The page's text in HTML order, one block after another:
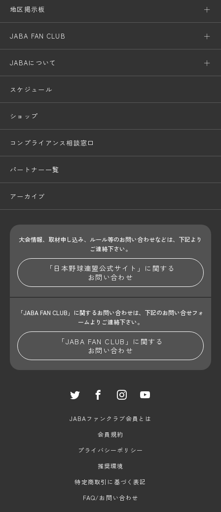
地区掲示板
JABA FAN CLUB
JABAについて
スケジュール
ショップ
コンプライアンス相談窓口
パートナー一覧
アーカイブ
大会情報、取材申し込み、ルール等のお問い合わせなどは、下記より
ご連絡下さい。
「日本野球連盟公式サイト」に関する
お問い合わせ
「JABA FAN CLUB」に関するお問い合わせは、 下記のお問い合せフォ
ームよりご連絡下さい。
「JABA FAN CLUB」に関する
お問い合わせ
JABAファンクラブ会員とは
会員規約
プライバシーポリシー
推奨環境
特定商取引に基づく表記
FAQ/お問い合わせ